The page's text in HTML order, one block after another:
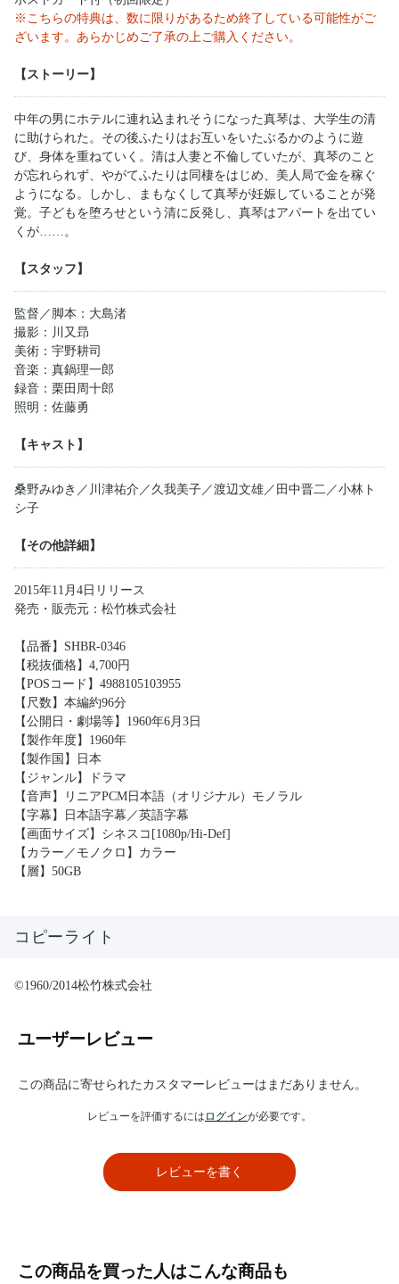
※こちらの特典は、数に限りがあるため終了している可能性がご
ざいます。あらかじめご了承の上ご購入ください。
【ストーリー】
中年の男にホテルに連れ込まれそうになった真琴は、大学生の清
に助けられた。その後ふたりはお互いをいたぶるかのように遊
び、身体を重ねていく。清は人妻と不倫していたが、真琴のこと
が忘れられず、やがてふたりは同棲をはじめ、美人局で金を稼ぐ
ようになる。しかし、まもなくして真琴が妊娠していることが発
覚。子どもを堕ろせという清に反発し、真琴はアパートを出てい
くが……。
【スタッフ】
監督／脚本：大島渚
撮影：川又昻
美術：宇野耕司
音楽：真鍋理一郎
録音：栗田周十郎
照明：佐藤勇
【キャスト】
桑野みゆき／川津祐介／久我美子／渡辺文雄／田中晋二／小林ト
シ子
【その他詳細】
2015年11月4日リリース
発売・販売元：松竹株式会社
【品番】SHBR-0346
【税抜価格】4,700円
【POSコード】4988105103955
【尺数】本編約96分
【公開日・劇場等】1960年6月3日
【製作年度】1960年
【製作国】日本
【ジャンル】ドラマ
【音声】リニアPCM日本語（オリジナル）モノラル
【字幕】日本語字幕／英語字幕
【画面サイズ】シネスコ[1080p/Hi-Def]
【カラー／モノクロ】カラー
【層】50GB
コピーライト
©1960/2014松竹株式会社
ユーザーレビュー
この商品に寄せられたカスタマーレビューはまだありません。
レビューを評価するには ログインが必要です。
レビューを書く
この商品を買った人はこんな商品も